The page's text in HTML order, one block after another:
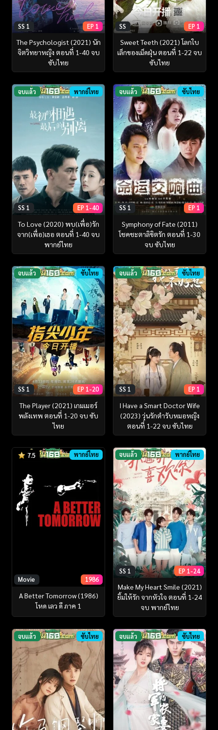
SS 1 EP 1
The Psychologist (2021) นัก
จิตวิทยาหญิง ตอนที่ 1-40 จบ
ซับไทย
SS EP 1
Sweet Teeth (2021) โลกใบ
เล็กของเม็ดฝุ่น ตอนที่ 1-22 จบ
ซับไทย
จบแล้ว พากย์ไทย
SS 1 EP 1-40
To Love (2020) พบ(เพื่อ)รัก
จาก(เพื่อ)เธอ ตอนที่ 1-40 จบ
พากย์ไทย
จบแล้ว ซับไทย
SS 1 EP 1
Symphony of Fate (2011)
โชคชะตาลิขิตรัก ตอนที่ 1-30
จบ ซับไทย
จบแล้ว ซับไทย
SS 1 EP 1-20
The Player (2021) เกมเมอร์
พลังเทพ ตอนที่ 1-20 จบ ซับ
ไทย
จบแล้ว ซับไทย
SS 1 EP 1
I Have a Smart Doctor Wife
(2023) วุ่นรักตำรับหมอหญิง
ตอนที่ 1-22 จบ ซับไทย
7.5 พากย์ไทย
Movie 1986
A Better Tomorrow (1986)
โหด เลว ดี ภาค 1
จบแล้ว พากย์ไทย
SS 1 EP 1-24
Make My Heart Smile (2021)
ยิ้มให้รัก จากหัวใจ ตอนที่ 1-24
จบ พากย์ไทย
จบแล้ว ซับไทย จบแล้ว ซับไทย